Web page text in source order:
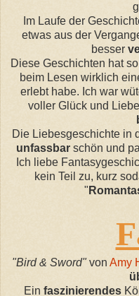
Im Laufe der
etwas aus der
besser
Diese Geschichten hat
beim Lesen wirklich
erlebt habe. Ich war
voller Glück und
Die Liebesgeschichte in
unfassbar schön und
Ich liebe
kein Teil zu, kurz
"
"Bird & Sword"von Amy
Ein faszinierendes